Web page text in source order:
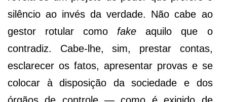
silêncio ao invés da verdade. Não cabe ao
gestor rotular como fake aquilo que o
contradiz. Cabe-lhe, sim, prestar contas,
esclarecer os fatos, apresentar provas e se
colocar à disposição da sociedade e dos